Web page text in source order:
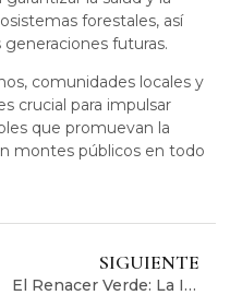
forestales, así
futuras.
comunidades locales y
crucial para impulsar
que promuevan la
montes públicos en todo
SIGUIENTE
El Renacer Verde: La Importancia De Aumentar La Vegetación En Las Zonas Urbanas